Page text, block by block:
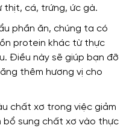
thịt, cá, trứng, ức gà.
phần ăn, chúng ta có
protein khác từ thực
Điều này sẽ giúp bạn đỡ
thêm hương vị cho